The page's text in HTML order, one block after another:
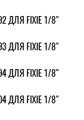
ДЛЯ FIXIE 1/8"
ДЛЯ FIXIE 1/8"
ДЛЯ FIXIE 1/8"
ДЛЯ FIXIE 1/8"